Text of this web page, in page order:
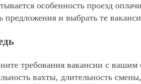
особенность проезд
предложения и выбрать те
требования вакансии с
вахты, длительность